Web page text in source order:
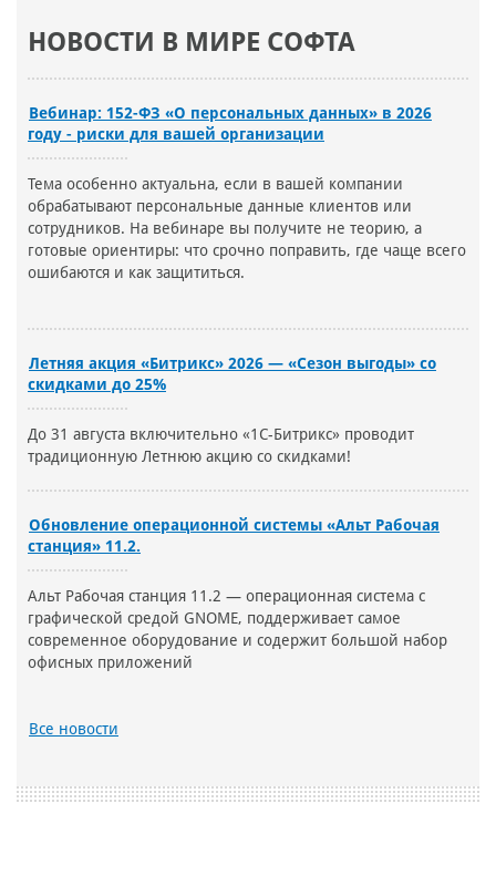
НОВОСТИ В МИРЕ СОФТА
Вебинар: 152-ФЗ «О персональных данных» в 2026
году - риски для вашей организации
Тема особенно актуальна, если в вашей компании
обрабатывают персональные данные клиентов или
сотрудников. На вебинаре вы получите не теорию, а
готовые ориентиры: что срочно поправить, где чаще всего
ошибаются и как защититься.
Летняя акция «Битрикс» 2026 — «Сезон выгоды» со
скидками до 25%
До 31 августа включительно «1С-Битрикс» проводит
традиционную Летнюю акцию со скидками!
Обновление операционной системы «Альт Рабочая
станция» 11.2.
Альт Рабочая станция 11.2 — операционная система с
графической средой GNOME, поддерживает самое
современное оборудование и содержит большой набор
офисных приложений
Все новости